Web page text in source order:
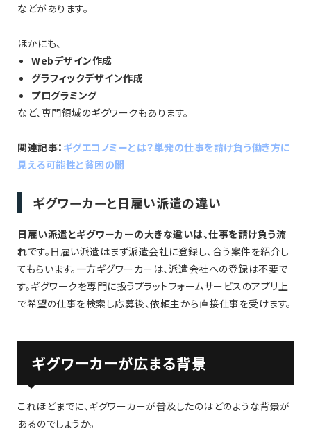
などがあります。
ほかにも、
Webデザイン作成
グラフィックデザイン作成
プログラミング
など、専門領域のギグワークもあります。
関連記事： ギグエコノミーとは？単発の仕事を請け負う働き方に
見える可能性と貧困の闇
ギグワーカーと日雇い派遣の違い
日雇い派遣とギグワーカーの大きな違いは、仕事を請け負う流
れです。日雇い派遣はまず派遣会社に登録し、合う案件を紹介し
てもらいます。一方ギグワーカーは、派遣会社への登録は不要で
す。ギグワークを専門に扱うプラットフォームサービスのアプリ上
で希望の仕事を検索し応募後、依頼主から直接仕事を受けます。
ギグワーカーが広まる背景
これほどまでに、ギグワーカーが普及したのはどのような背景が
あるのでしょうか。